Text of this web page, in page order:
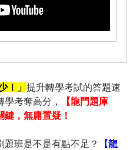
！」提升轉學考試的答題速
考奪高分，
【龍門題庫
，無庸置疑！
班是不是有點不足？
【龍